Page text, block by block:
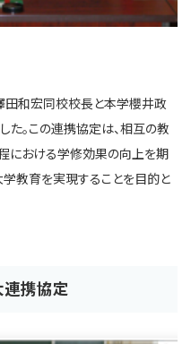
田和宏同校校長と本学櫻井政
。この連携協定は、相互の教
における学修効果の向上を期
教育を実現することを目的と
携協定